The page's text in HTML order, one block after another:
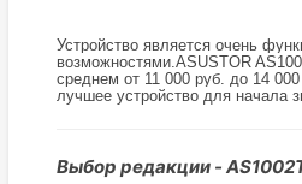
Устройство является очень
возможностями.ASUSTOR
среднем от 11 000 руб. до 14
лучшее устройство для начала
Выбор редакции -